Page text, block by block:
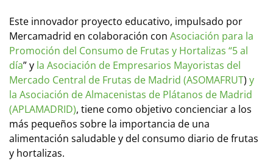
Este innovador proyecto educativo, impulsado por
Mercamadrid en colaboración con Asociación para la
Promoción del Consumo de Frutas y Hortalizas “5 al
día” y la Asociación de Empresarios Mayoristas del
Mercado Central de Frutas de Madrid (ASOMAFRUT) y
la Asociación de Almacenistas de Plátanos de Madrid
(APLAMADRID), tiene como objetivo concienciar a los
más pequeños sobre la importancia de una
alimentación saludable y del consumo diario de frutas
y hortalizas.